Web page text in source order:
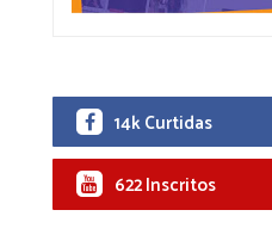
14k Curtidas
622 Inscritos